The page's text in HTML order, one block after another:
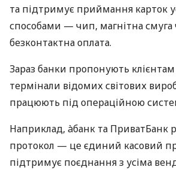
та підтримує приймання карток
способами — чип, магнітна смуга
безконтактна оплата.
Зараз банки пропонують клієнтам
термінали відомих світових
працюють під операційною
Наприклад, àбанк та ПриватБанк
протокол — це єдиний касовий
підтримує поєднання з усіма